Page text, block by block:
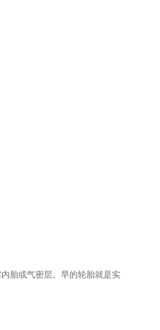
胎或气密层。早的轮胎就是实